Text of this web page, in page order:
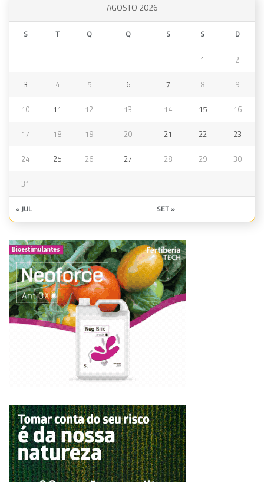
AGOSTO 2026
S T Q Q S S D
1 2
3 4 5 6 7 8 9
10 11 12 13 14 15 16
17 18 19 20 21 22 23
24 25 26 27 28 29 30
31
« JUL SET »